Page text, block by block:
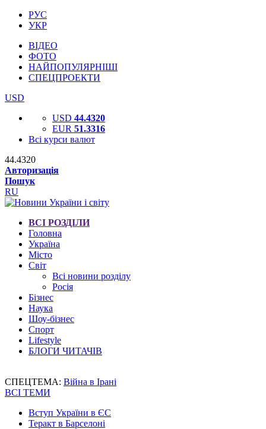
РУС
УКР
ВІДЕО
ФОТО
НАЙПОПУЛЯРНІШІ
СПЕЦПРОЕКТИ
USD
USD 44.4320
EUR 51.3316
Всі курси валют
44.4320
Авторизація
Пошук
RU
ВСІ РОЗДІЛИ
Головна
Україна
Місто
Світ
Всі новини розділу
Росія
Бізнес
Наука
Шоу-бізнес
Спорт
Lifestyle
БЛОГИ ЧИТАЧІВ
СПЕЦТЕМА: Війна в Ірані
ВСІ ТЕМИ
Вступ України в ЄС
Теракт в Барселоні